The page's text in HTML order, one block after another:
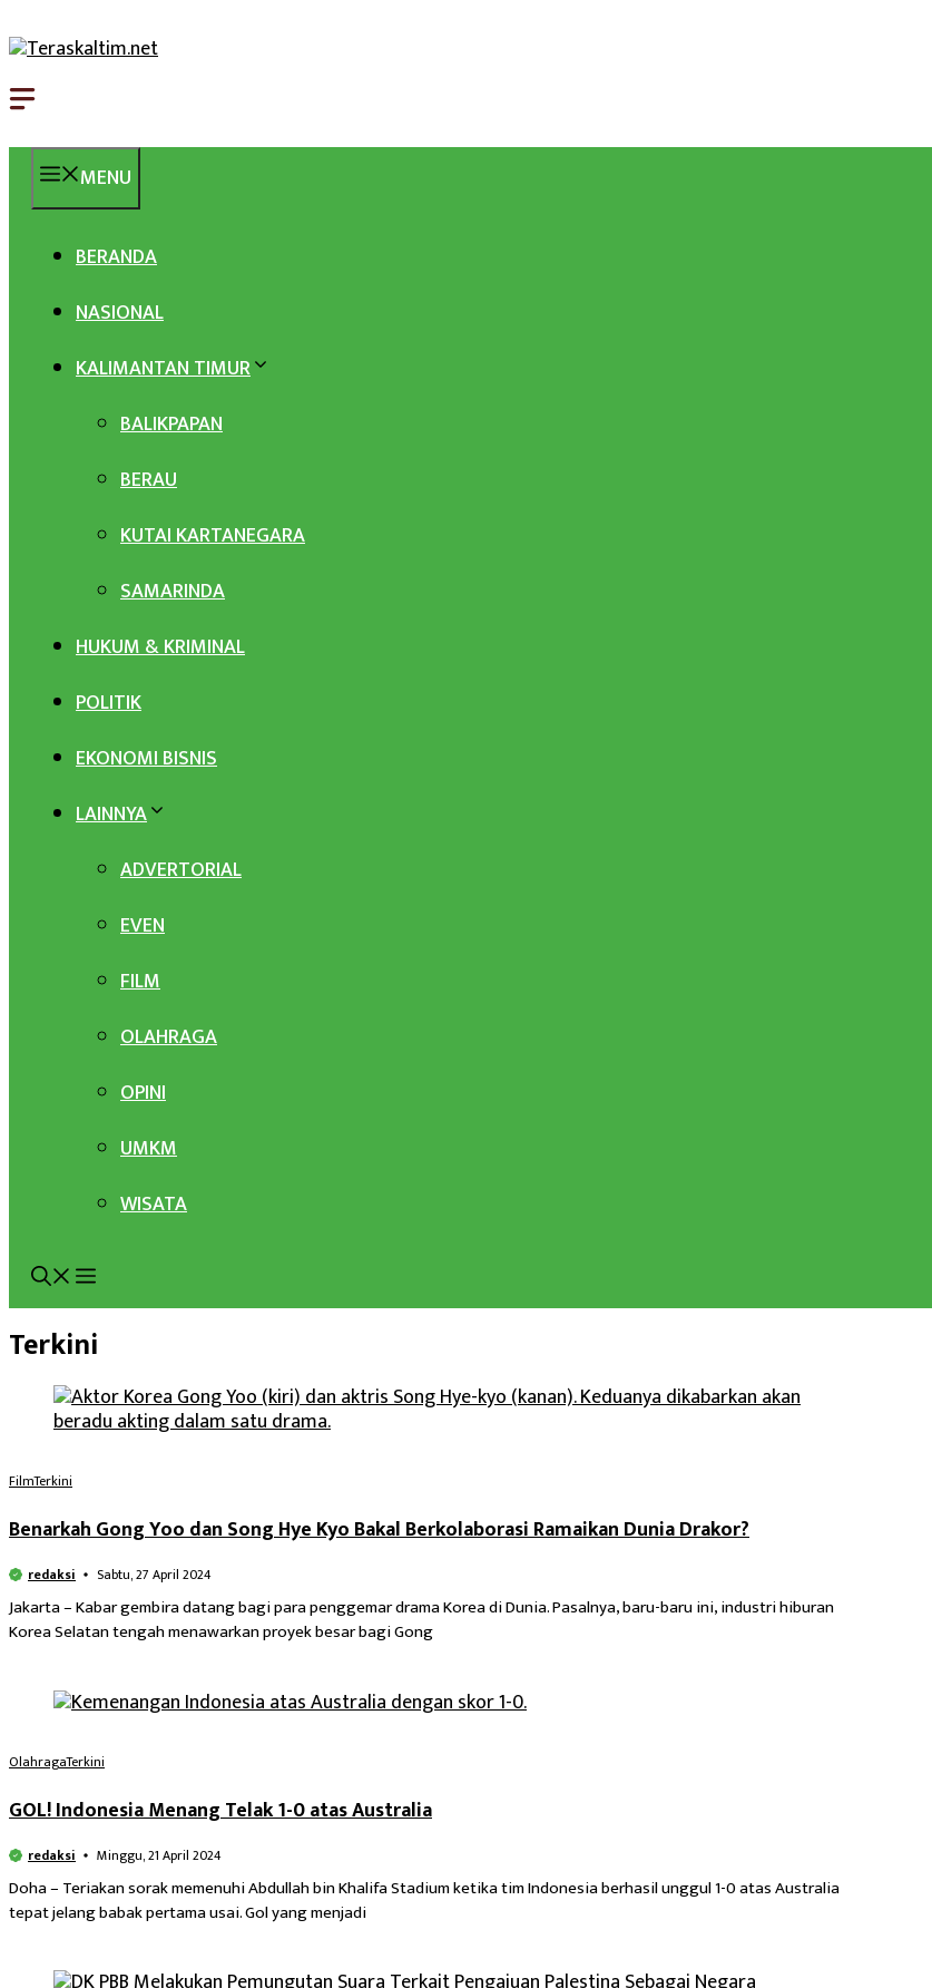
ke
MENU
BERANDA
NASIONAL
KALIMANTAN TIMUR
BALIKPAPAN
BERAU
KUTAI KARTANEGARA
SAMARINDA
HUKUM & KRIMINAL
POLITIK
EKONOMI BISNIS
LAINNYA
ADVERTORIAL
EVEN
FILM
OLAHRAGA
OPINI
UMKM
WISATA
Terkini
FilmTerkini
Benarkah Gong Yoo dan Song Hye Kyo Bakal Berkolaborasi Ramaikan Dunia Drakor?
redaksi Sabtu, 27 April 2024
Jakarta – Kabar gembira datang bagi para penggemar drama Korea di Dunia. Pasalnya, baru-baru ini, industri hiburan
Korea Selatan tengah menawarkan proyek besar bagi Gong
OlahragaTerkini
GOL! Indonesia Menang Telak 1-0 atas Australia
redaksi Minggu, 21 April 2024
Doha – Teriakan sorak memenuhi Abdullah bin Khalifa Stadium ketika tim Indonesia berhasil unggul 1-0 atas Australia
tepat jelang babak pertama usai. Gol yang menjadi